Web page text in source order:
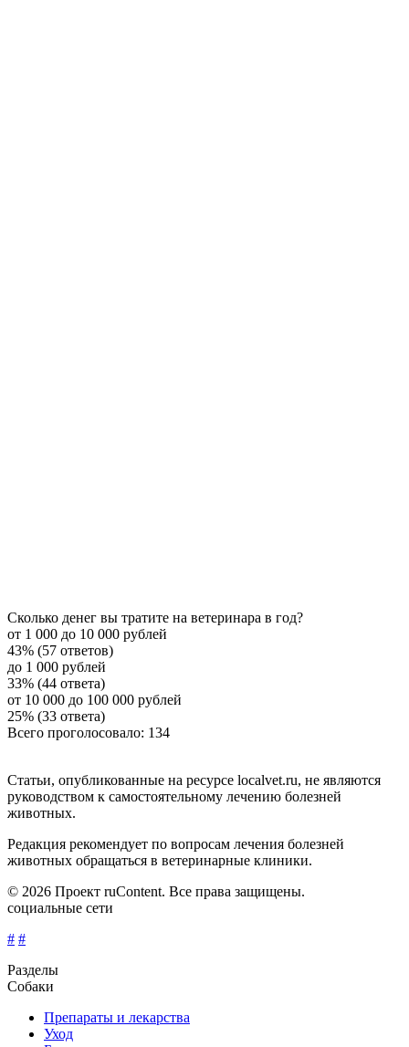
Сколько денег вы тратите на ветеринара в год?
от 1 000 до 10 000 рублей
43% (57 ответов)
до 1 000 рублей
33% (44 ответа)
от 10 000 до 100 000 рублей
25% (33 ответа)
Всего проголосовало: 134
Статьи, опубликованные на ресурсе localvet.ru, не являются
руководством к самостоятельному лечению болезней
животных.
Редакция рекомендует по вопросам лечения болезней
животных обращаться в ветеринарные клиники.
© 2026 Проект ruContent. Все права защищены.
социальные сети
# #
Разделы
Собаки
Препараты и лекарства
Уход